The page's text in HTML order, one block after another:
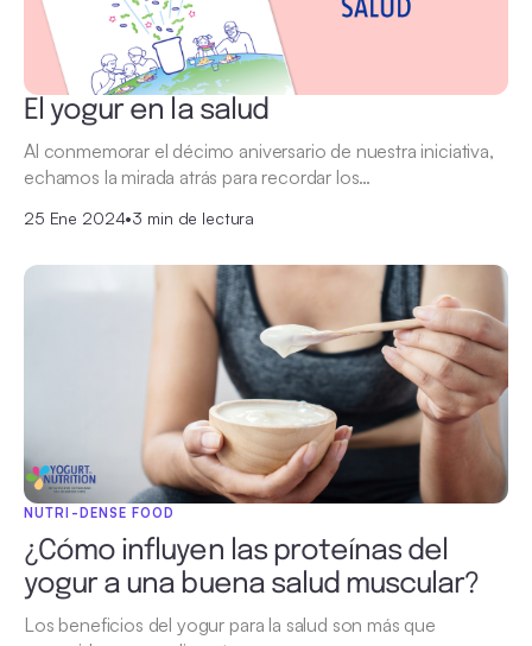
El yogur en la salud
Al conmemorar el décimo aniversario de nuestra iniciativa,
echamos la mirada atrás para recordar los…
25 Ene 2024•3 min de lectura
NUTRI-DENSE FOOD
¿Cómo influyen las proteínas del
yogur a una buena salud muscular?
Los beneficios del yogur para la salud son más que